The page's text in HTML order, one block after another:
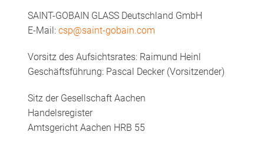
SAINT-GOBAIN GLASS Deutschland GmbH
E-Mail: csp@saint-gobain.com
Vorsitz des Aufsichtsrates: Raimund Heinl
Geschäftsführung: Pascal Decker (Vorsitzender)
Sitz der Gesellschaft Aachen
Handelsregister
Amtsgericht Aachen HRB 55